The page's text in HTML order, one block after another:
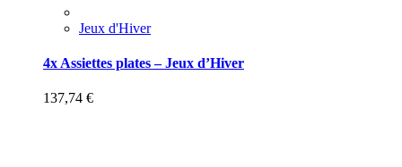
Jeux d'Hiver
4x Assiettes plates – Jeux d’Hiver
137,74 €